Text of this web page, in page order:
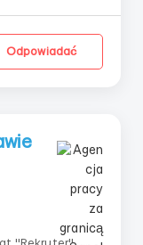
Odpowiadać